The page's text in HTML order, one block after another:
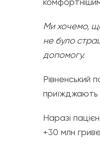
Ми хочемо,
не було
допомогу.
Рівненський
приїжджають
Наразі
+30 млн